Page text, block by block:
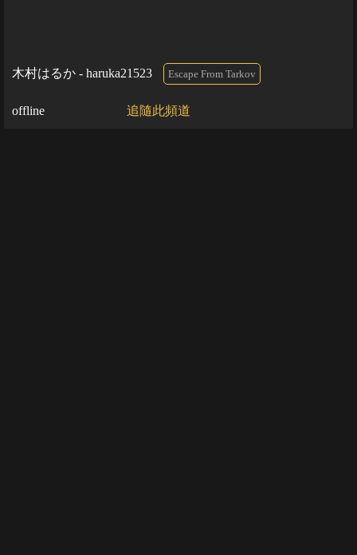
木村はるか - haruka21523 Escape From Tarkov
offline 追隨此頻道